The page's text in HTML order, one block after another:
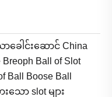
ခေါင်းဆောင် China
Ball of Slot
Ball Boose Ball
ော slot များ